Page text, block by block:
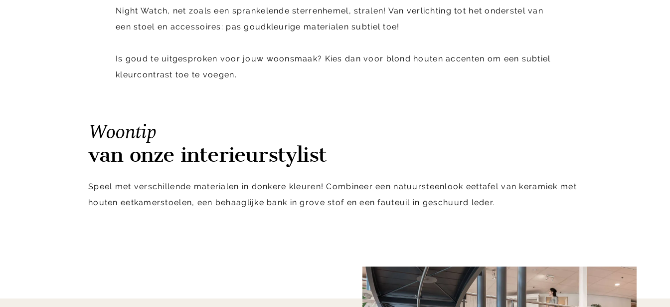
Night Watch, net zoals een sprankelende sterrenhemel, stralen! Van verlichting tot het onderstel van
een stoel en accessoires: pas goudkleurige materialen subtiel toe!
Is goud te uitgesproken voor jouw woonsmaak? Kies dan voor blond houten accenten om een subtiel
kleurcontrast toe te voegen.
Woontip
van onze interieurstylist
Speel met verschillende materialen in donkere kleuren! Combineer een natuursteenlook eettafel van keramiek met
houten eetkamerstoelen, een behaaglijke bank in grove stof en een fauteuil in geschuurd leder.